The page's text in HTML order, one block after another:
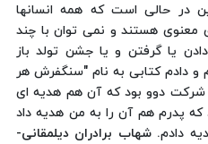
در حالی است که همه انسانها
معنوی هستند و نمی توان با چند
یا گرفتن و یا جشن تولد باز
دادم کتابی به نام "سنگفرش هر
دوو بود که آن هم هدیه ای
پدرم هم آن را به من هدیه داد
دادم.شهاب برادران دیلمقانی-